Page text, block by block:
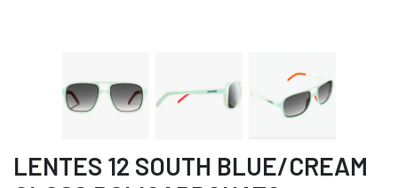
LENTES 12 SOUTH BLUE/CREAM